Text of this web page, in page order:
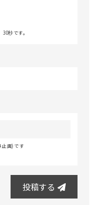
秒です。
画)です
投稿する